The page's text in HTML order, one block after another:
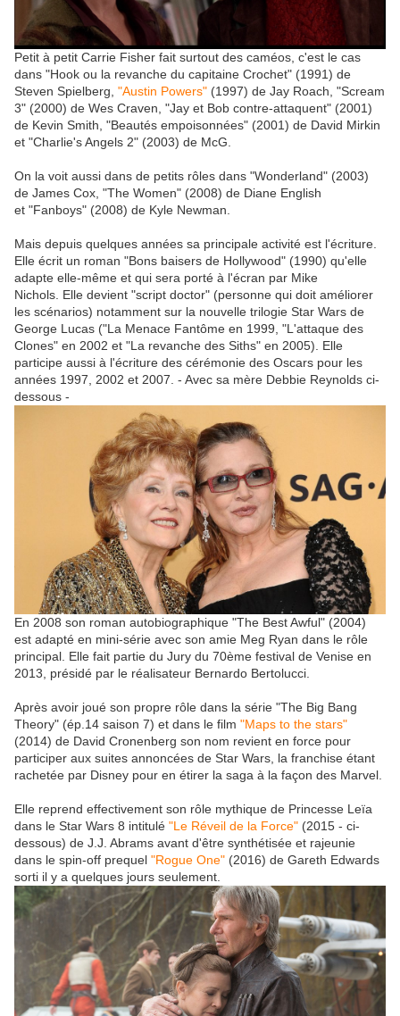
Petit à petit Carrie Fisher fait surtout des caméos, c'est le cas
dans "Hook ou la revanche du capitaine Crochet" (1991) de
Steven Spielberg, "Austin Powers" (1997) de Jay Roach, "Scream
3" (2000) de Wes Craven, "Jay et Bob contre-attaquent" (2001)
de Kevin Smith, "Beautés empoisonnées" (2001) de David Mirkin
et "Charlie's Angels 2" (2003) de McG.
On la voit aussi dans de petits rôles dans "Wonderland" (2003)
de James Cox, "The Women" (2008) de Diane English
et "Fanboys" (2008) de Kyle Newman.
Mais depuis quelques années sa principale activité est l'écriture.
Elle écrit un roman "Bons baisers de Hollywood" (1990) qu'elle
adapte elle-même et qui sera porté à l'écran par Mike
Nichols. Elle devient "script doctor" (personne qui doit améliorer
les scénarios) notamment sur la nouvelle trilogie Star Wars de
George Lucas ("La Menace Fantôme en 1999, "L'attaque des
Clones" en 2002 et "La revanche des Siths" en 2005). Elle
participe aussi à l'écriture des cérémonie des Oscars pour les
années 1997, 2002 et 2007. - Avec sa mère Debbie Reynolds ci-
dessous -
En 2008 son roman autobiographique "The Best Awful" (2004)
est adapté en mini-série avec son amie Meg Ryan dans le rôle
principal. Elle fait partie du Jury du 70ème festival de Venise en
2013, présidé par le réalisateur Bernardo Bertolucci.
Après avoir joué son propre rôle dans la série "The Big Bang
Theory" (ép.14 saison 7) et dans le film "Maps to the stars"
(2014) de David Cronenberg son nom revient en force pour
participer aux suites annoncées de Star Wars, la franchise étant
rachetée par Disney pour en étirer la saga à la façon des Marvel.
Elle reprend effectivement son rôle mythique de Princesse Leïa
dans le Star Wars 8 intitulé "Le Réveil de la Force" (2015 - ci-
dessous) de J.J. Abrams avant d'être synthétisée et rajeunie
dans le spin-off prequel "Rogue One" (2016) de Gareth Edwards
sorti il y a quelques jours seulement.